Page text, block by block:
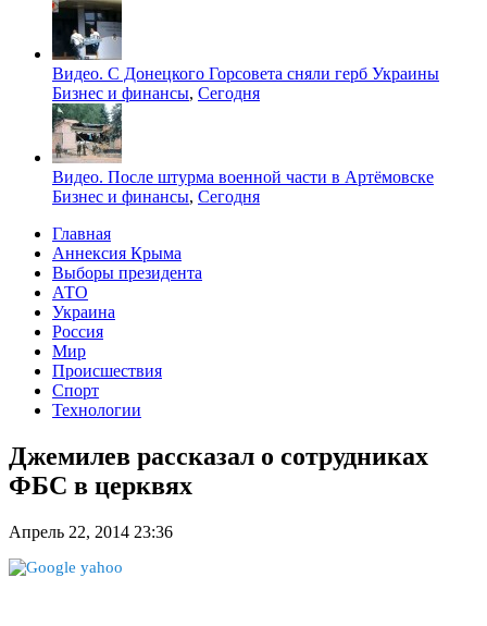
Видео. С Донецкого Горсовета сняли герб Украины
Бизнес и финансы, Сегодня
Видео. После штурма военной части в Артёмовске
Бизнес и финансы, Сегодня
Главная
Аннексия Крыма
Выборы президента
АТО
Украина
Россия
Мир
Происшествия
Спорт
Технологии
Джемилев рассказал о сотрудниках
ФБС в церквях
Апрель 22, 2014 23:36